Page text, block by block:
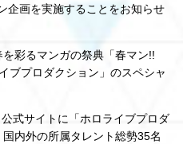
企画を実施することをお知らせ
彩るマンガの祭典「春マン!!
ブプロダクション」のスペシャ
式サイトに「ホロライブプロダ
内外の所属タレント総勢35名